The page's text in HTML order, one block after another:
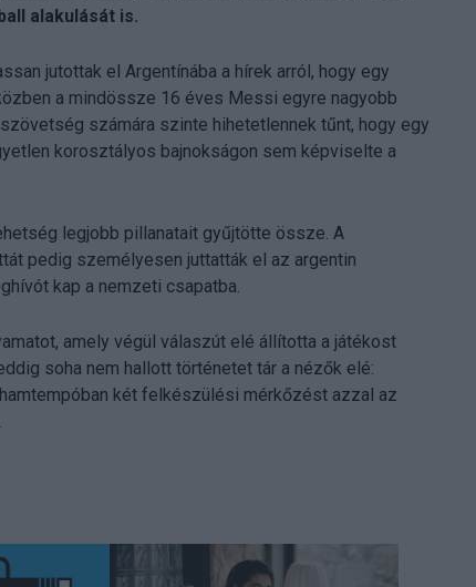
alakulását is.
jutottak el Argentínába a hírek arról, hogy egy
a mindössze 16 éves Messi egyre nagyobb
számára szinte hihetetlennek tűnt, hogy egy
korosztályos bajnokságon sem képviselte a
legjobb pillanatait gyűjtötte össze. A
pedig személyesen juttatták el az argentin
kap a nemzeti csapatba.
amely végül válaszút elé állította a játékost
soha nem hallott történetet tár a nézők elé:
két felkészülési mérkőzést azzal az